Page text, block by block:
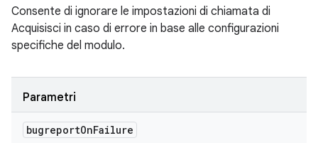
Consente di ignorare le impostazioni di chiamata di
Acquisisci in caso di errore in base alle configurazioni
specifiche del modulo.
Parametri
bugreportOnFailure